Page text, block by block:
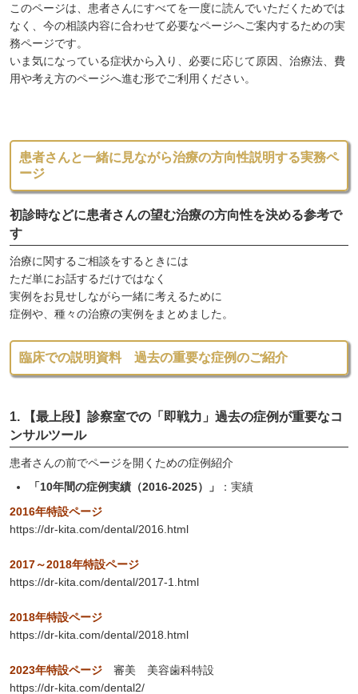
このページは、患者さんにすべてを一度に読んでいただくためでは
なく、今の相談内容に合わせて必要なページへご案内するための実
務ページです。
いま気になっている症状から入り、必要に応じて原因、治療法、費
用や考え方のページへ進む形でご利用ください。
患者さんと一緒に見ながら治療の方向性説明する実務ペ
ージ
初診時などに患者さんの望む治療の方向性を決める参考で
す
治療に関するご相談をするときには
ただ単にお話するだけではなく
実例をお見せしながら一緒に考えるために
症例や、種々の治療の実例をまとめました。
臨床での説明資料 過去の重要な症例のご紹介
1. 【最上段】診察室での「即戦力」過去の症例が重要なコ
ンサルツール
患者さんの前でページを開くための症例紹介
「10年間の症例実績（2016-2025）」
：実績
2016年特設ページ
https://dr-kita.com/dental/2016.html
2017～2018年特設ページ
https://dr-kita.com/dental/2017-1.html
2018年特設ページ
https://dr-kita.com/dental/2018.html
2023年特設ページ 審美 美容歯科特設
https://dr-kita.com/dental2/